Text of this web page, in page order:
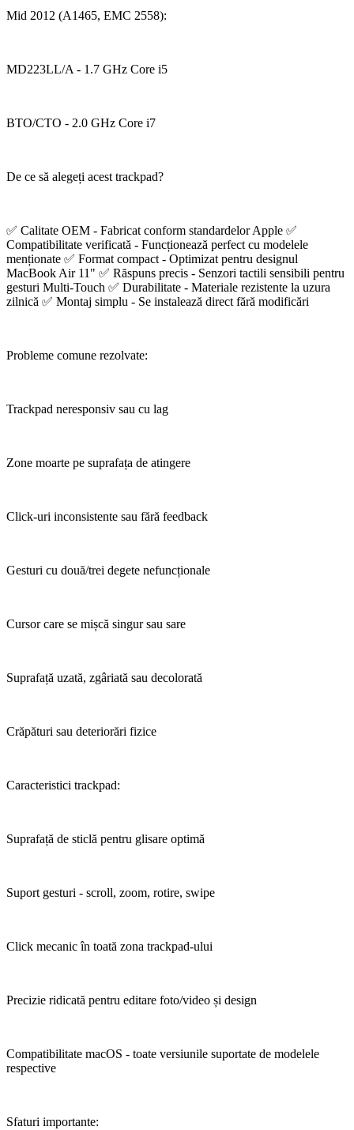
Mid 2012 (A1465, EMC 2558):
MD223LL/A - 1.7 GHz Core i5
BTO/CTO - 2.0 GHz Core i7
De ce să alegeți acest trackpad?
✅ Calitate OEM - Fabricat conform standardelor Apple ✅
Compatibilitate verificată - Funcționează perfect cu modelele
menționate ✅ Format compact - Optimizat pentru designul
MacBook Air 11" ✅ Răspuns precis - Senzori tactili sensibili pentru
gesturi Multi-Touch ✅ Durabilitate - Materiale rezistente la uzura
zilnică ✅ Montaj simplu - Se instalează direct fără modificări
Probleme comune rezolvate:
Trackpad neresponsiv sau cu lag
Zone moarte pe suprafața de atingere
Click-uri inconsistente sau fără feedback
Gesturi cu două/trei degete nefuncționale
Cursor care se mișcă singur sau sare
Suprafață uzată, zgâriată sau decolorată
Crăpături sau deteriorări fizice
Caracteristici trackpad:
Suprafață de sticlă pentru glisare optimă
Suport gesturi - scroll, zoom, rotire, swipe
Click mecanic în toată zona trackpad-ului
Precizie ridicată pentru editare foto/video și design
Compatibilitate macOS - toate versiunile suportate de modelele
respective
Sfaturi importante: